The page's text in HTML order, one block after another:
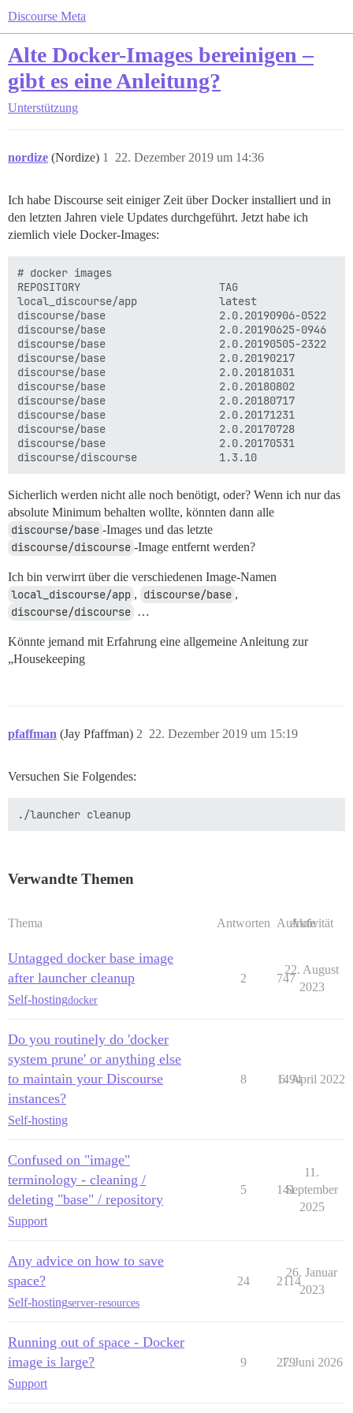
Discourse Meta
Alte Docker-Images bereinigen –
gibt es eine Anleitung?
Unterstützung
nordize (Nordize) 22. Dezember 2019 um 14:36
1
Ich habe Discourse seit einiger Zeit über Docker installiert und in
den letzten Jahren viele Updates durchgeführt. Jetzt habe ich
ziemlich viele Docker-Images:
# docker images
REPOSITORY                      TAG
local_discourse/app             latest
discourse/base                  2.0.20190906-0522
discourse/base                  2.0.20190625-0946
discourse/base                  2.0.20190505-2322
discourse/base                  2.0.20190217
discourse/base                  2.0.20181031
discourse/base                  2.0.20180802
discourse/base                  2.0.20180717
discourse/base                  2.0.20171231
discourse/base                  2.0.20170728
discourse/base                  2.0.20170531
Sicherlich werden nicht alle noch benötigt, oder? Wenn ich nur das
absolute Minimum behalten wollte, könnten dann alle
discourse/base -Images und das letzte
discourse/discourse -Image entfernt werden?
Ich bin verwirrt über die verschiedenen Image-Namen
local_discourse/app , discourse/base ,
discourse/discourse …
Könnte jemand mit Erfahrung eine allgemeine Anleitung zur
„Housekeeping
pfaffman (Jay Pfaffman) 22. Dezember 2019 um 15:19
2
Versuchen Sie Folgendes:
Verwandte Themen
Thema Antworten Aufrufe
Aktivität
Untagged docker base image
after launcher cleanup
Self-hostingdocker
2 747
22. August
2023
Do you routinely do 'docker
system prune' or anything else
to maintain your Discourse
instances?
Self-hosting
8 1494
6. April 2022
Confused on "image"
terminology - cleaning /
deleting "base" / repository
Support
5 141
11.
September
2025
Any advice on how to save
space?
Self-hostingserver-resources
24 2114
26. Januar
2023
Running out of space - Docker
image is large?
Support
9 279
1. Juni 2026